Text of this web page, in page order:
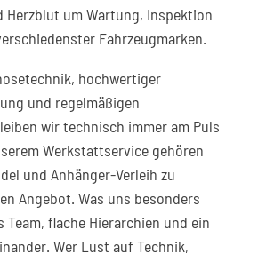
Herzblut um Wartung, Inspektion
Fahrzeugmarken.
hochwertiger
und regelmäßigen
wir technisch immer am Puls
Werkstattservice gehören
und Anhänger-Verleih zu
Angebot. Was uns besonders
Team, flache Hierarchien und ein
Wer Lust auf Technik,